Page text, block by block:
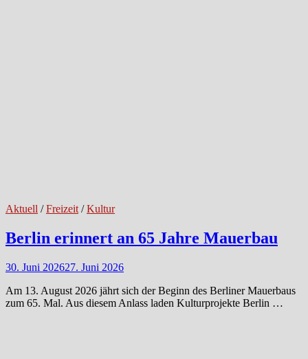
Aktuell /Freizeit /Kultur
Berlin erinnert an 65 Jahre Mauerbau
30. Juni 202627. Juni 2026
Am 13. August 2026 jährt sich der Beginn des Berliner Mauerbaus
zum 65. Mal. Aus diesem Anlass laden Kulturprojekte Berlin …